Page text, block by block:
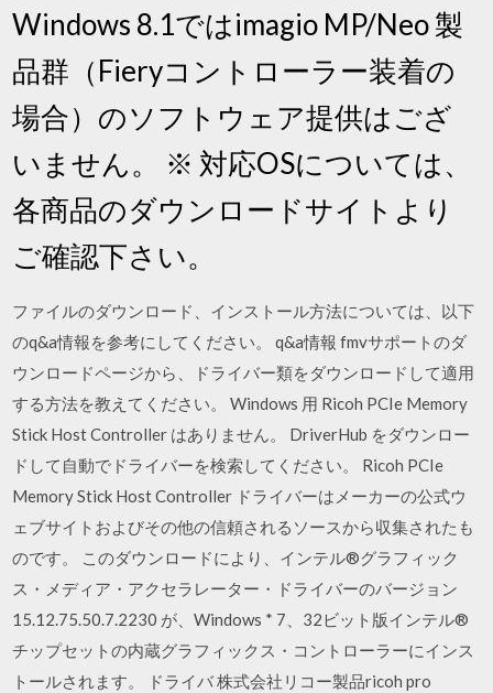
Windows 8.1ではimagio MP/Neo 製
品群（Fieryコントローラー装着の
場合）のソフトウェア提供はござ
いません。 ※ 対応OSについては、
各商品のダウンロードサイトより
ご確認下さい。
ファイルのダウンロード、インストール方法については、以下
のq&a情報を参考にしてください。 q&a情報 fmvサポートのダ
ウンロードページから、ドライバー類をダウンロードして適用
する方法を教えてください。 Windows 用 Ricoh PCIe Memory
Stick Host Controller はありません。 DriverHub をダウンロー
ドして自動でドライバーを検索してください。 Ricoh PCIe
Memory Stick Host Controller ドライバーはメーカーの公式ウ
ェブサイトおよびその他の信頼されるソースから収集されたも
のです。 このダウンロードにより、インテル®グラフィック
ス・メディア・アクセラレーター・ドライバーのバージョン
15.12.75.50.7.2230 が、Windows * 7、32ビット版インテル®
チップセットの内蔵グラフィックス・コントローラーにインス
トールされます。 ドライバ 株式会社リコー製品ricoh pro